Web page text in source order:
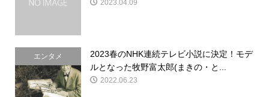
2023.04.09
エンタメ
2023春のNHK連続テレビ小説に決定！モデ
ルとなった牧野富太郎(まきの・と...
2022.06.23